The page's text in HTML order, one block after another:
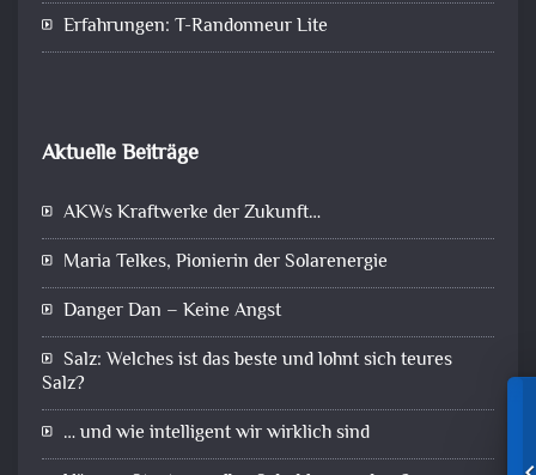
Erfahrungen: T-Randonneur Lite
Aktuelle Beiträge
AKWs Kraftwerke der Zukunft…
Maria Telkes, Pionierin der Solarenergie
Danger Dan – Keine Angst
Salz: Welches ist das beste und lohnt sich teures
Salz?
… und wie intelligent wir wirklich sind